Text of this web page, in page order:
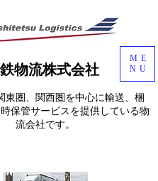
ME
NU
物流株式会社
東圏、関西圏を中心に輸送、梱
保管サービスを提供している物
流会社です。